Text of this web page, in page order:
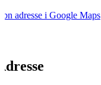
adresse i Google Maps